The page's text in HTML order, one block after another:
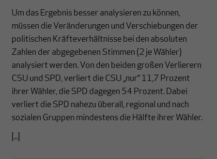
Um das Ergebnis besser analysieren zu können,
müssen die Veränderungen und Verschiebungen der
politischen Kräfteverhältnisse bei den absoluten
Zahlen der abgegebenen Stimmen (2 je Wähler)
analysiert werden. Von den beiden großen Verlierern
CSU und SPD, verliert die CSU „nur“ 11,7 Prozent
ihrer Wähler, die SPD dagegen 54 Prozent. Dabei
verliert die SPD nahezu überall, regional und nach
sozialen Gruppen mindestens die Hälfte ihrer Wähler.
[...]